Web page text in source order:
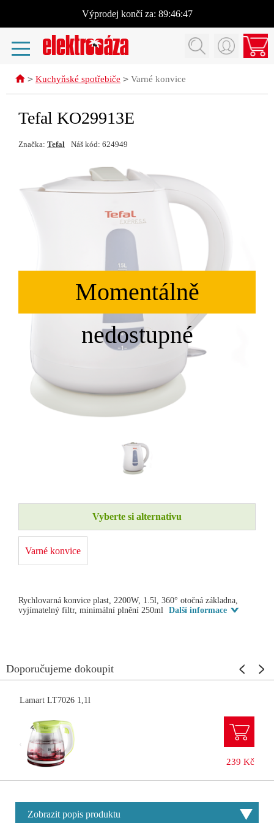
Výprodej končí za: 89:46:46
> Kuchyňské spotřebiče > Varné konvice
Tefal KO29913E
Značka: Tefal Náš kód: 624949
Vyberte si alternativu
Varné konvice
Rychlovarná konvice plast, 2200W, 1.5l, 360° otočná základna,
vyjímatelný filtr, minimální plnění 250ml Další informace
Doporučujeme dokoupit
Lamart LT7026 1,1l
239 Kč
Zobrazit popis produktu